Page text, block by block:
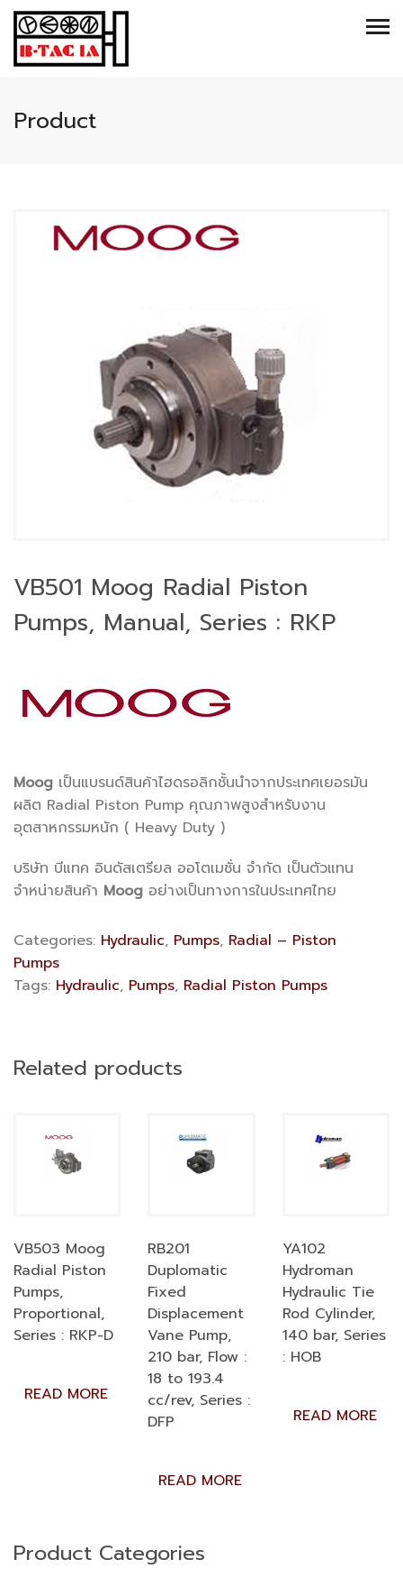
Product
VB501 Moog Radial Piston
Pumps, Manual, Series : RKP
Moog เป็นแบรนด์สินค้าไฮดรอลิกชั้นนำจากประเทศเยอรมัน
ผลิต Radial Piston Pump คุณภาพสูงสำหรับงาน
อุตสาหกรรมหนัก ( Heavy Duty )
บริษัท บีแทค อินดัสเตรียล ออโตเมชั่น จำกัด เป็นตัวแทน
จำหน่ายสินค้า Moog อย่างเป็นทางการในประเทศไทย
Categories: Hydraulic, Pumps, Radial – Piston
Pumps
Tags: Hydraulic, Pumps, Radial Piston Pumps
Related products
VB503 Moog
Radial Piston
Pumps,
Proportional,
Series : RKP-D
READ MORE
RB201
Duplomatic
Fixed
Displacement
Vane Pump,
210 bar, Flow :
18 to 193.4
cc/rev, Series :
DFP
READ MORE
YA102
Hydroman
Hydraulic Tie
Rod Cylinder,
140 bar, Series
: HOB
READ MORE
Product Categories